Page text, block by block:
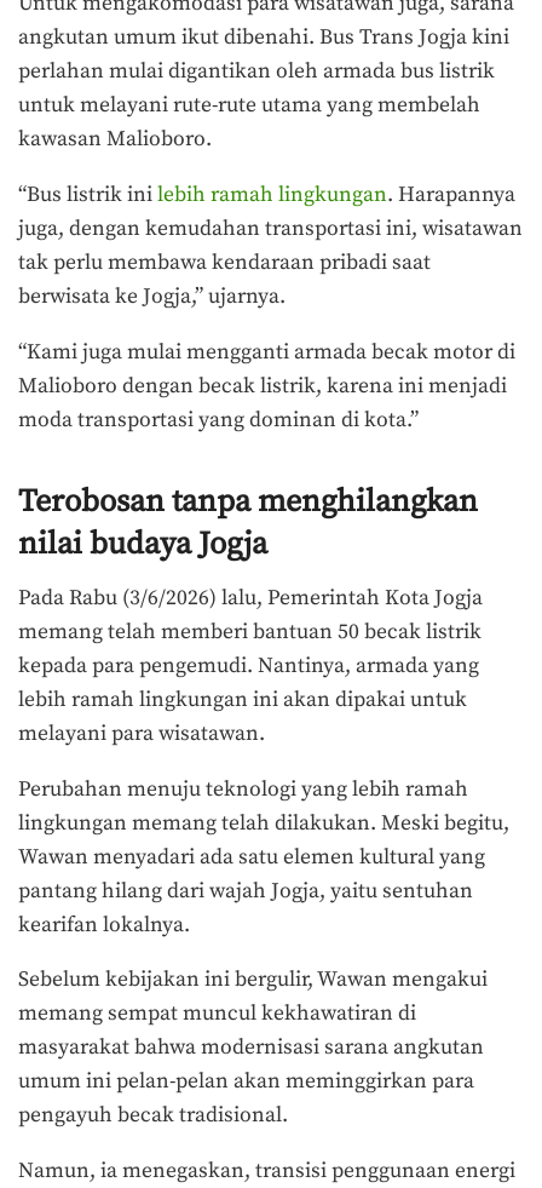
angkutan umum ikut dibenahi. Bus Trans Jogja kini
perlahan mulai digantikan oleh armada bus listrik
untuk melayani rute-rute utama yang membelah
kawasan Malioboro.
“Bus listrik inilebih ramah lingkungan. Harapannya
juga, dengan kemudahan transportasi ini, wisatawan
tak perlu membawa kendaraan pribadi saat
berwisata ke Jogja,” ujarnya.
“Kami juga mulai mengganti armada becak motor di
Malioboro dengan becak listrik, karena ini menjadi
moda transportasi yang dominan di kota.”
Terobosan tanpa menghilangkan
nilai budaya Jogja
Pada Rabu (3/6/2026) lalu, Pemerintah Kota Jogja
memang telah memberi bantuan 50 becak listrik
kepada para pengemudi. Nantinya, armada yang
lebih ramah lingkungan ini akan dipakai untuk
melayani para wisatawan.
Perubahan menuju teknologi yang lebih ramah
lingkungan memang telah dilakukan. Meski begitu,
Wawan menyadari ada satu elemen kultural yang
pantang hilang dari wajah Jogja, yaitu sentuhan
kearifan lokalnya.
Sebelum kebijakan ini bergulir, Wawan mengakui
memang sempat muncul kekhawatiran di
masyarakat bahwa modernisasi sarana angkutan
umum ini pelan-pelan akan meminggirkan para
pengayuh becak tradisional.
Namun, ia menegaskan, transisi penggunaan energi